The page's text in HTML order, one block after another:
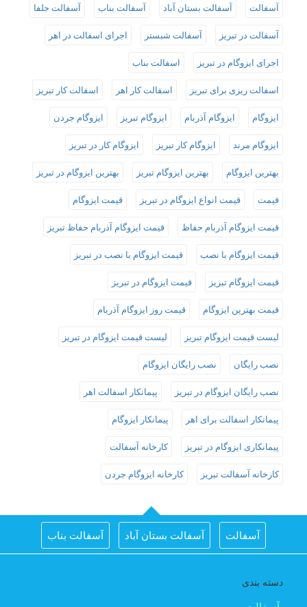
آسفالت آسفالت بستان آباد آسفالت بناب آسفالت جلفا
آسفالت در تبریز آسفالت شبستر اجرای اسفالت در اهر
اجرای ایزوگام در تبریز اسفالت بناب
اسفالت ریزی برای تبریز اسفالت کار اهر اسفالت کار تبریز
ایزوگام ایزوگام آذربام ایزوگام تبریز ایزوگام جردن
ایزوگام مرند ایزوگام کار تبریز ایزوگام کار در تبریز
بهترین ایزوگام بهترین ایزوگام تبریز بهترین ایزوگام در تبریز
قیمت قیمت انواع ایزوگام در تبریز قیمت ایزوگام
قیمت ایزوگام آذربام حفاظ قیمت ایزوگام آذربام حفاظ تبریز
قیمت ایزوگام با نصب قیمت ایزوگام با نصب در تبریز
قیمت ایزوگام تبریز قیمت ایزوگام در تبریز
قیمت بهترین ایزوگام قیمت روز ایزوگام آذربام
لیست قیمت ایزوگام تبریز لیست قیمت ایزوگام در تبریز
نصب رایگان نصب رایگان ایزوگام
نصب رایگان ایزوگام در تبریز پیمانکار اسفالت اهر
پیمانکار اسفالت برای اهر پیمانکار ایزوگام
پیمانکاری ایزوگام در تبریز کارخانه آسفالت
کارخانه آسفالت تبریز کارخانه ایزوگام جردن
آسفالت آسفالت بستان آباد آسفالت بناب
دسته بندی